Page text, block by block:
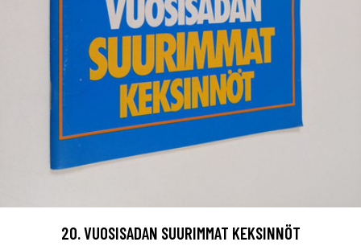
20. VUOSISADAN SUURIMMAT KEKSINNÖT